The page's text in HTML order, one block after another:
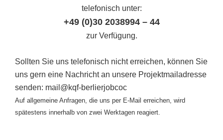
telefonisch unter:
+49 (0)30 2038994 – 44
zur Verfügung.
Sollten Sie uns telefonisch nicht erreichen, können Sie
uns gern eine Nachricht an unsere Projektmailadresse
senden: mail@kqf-berlierjobcoc
Auf allgemeine Anfragen, die uns per E-Mail erreichen, wird
spätestens innerhalb von zwei Werktagen reagiert.